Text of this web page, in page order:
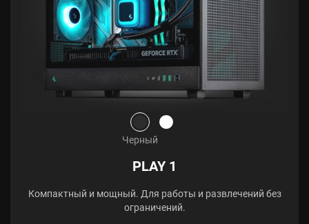
Черный
PLAY 1
Компактный и мощный. Для работы и развлечений без
ограничений.